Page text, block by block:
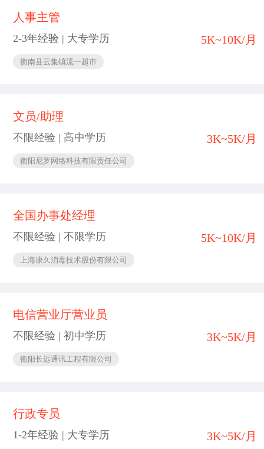
人事主管
2-3年经验 | 大专学历
衡南县云集镇流一超市
5K~10K/月
文员/助理
不限经验 | 高中学历
衡阳尼罗网络科技有限责任公司
3K~5K/月
全国办事处经理
不限经验 | 不限学历
上海康久消毒技术股份有限公司
5K~10K/月
电信营业厅营业员
不限经验 | 初中学历
衡阳长远通讯工程有限公司
3K~5K/月
行政专员
1-2年经验 | 大专学历 3K~5K/月